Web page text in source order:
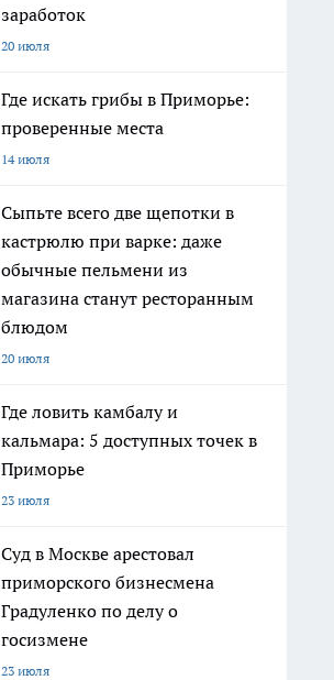
заработок
20 июля
Где искать грибы в Приморье:
проверенные места
14 июля
Сыпьте всего две щепотки в
кастрюлю при варке: даже
обычные пельмени из
магазина станут ресторанным
блюдом
20 июля
Где ловить камбалу и
кальмара: 5 доступных точек в
Приморье
23 июля
Суд в Москве арестовал
приморского бизнесмена
Градуленко по делу о
госизмене
23 июля